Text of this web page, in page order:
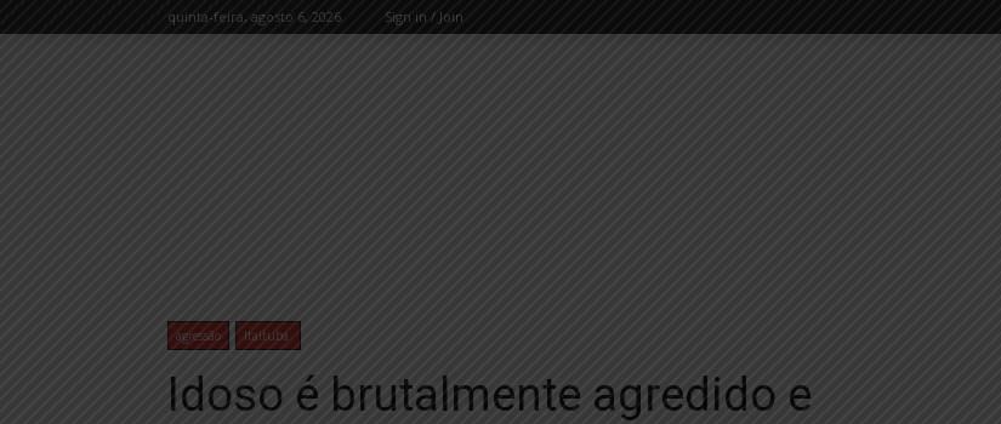
quinta-feira, agosto 6, 2026 Sign in / Join
agressão Itaituba
Idoso é brutalmente agredido e